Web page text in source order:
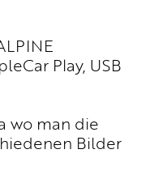
Play, USB
wo man die
Bilder